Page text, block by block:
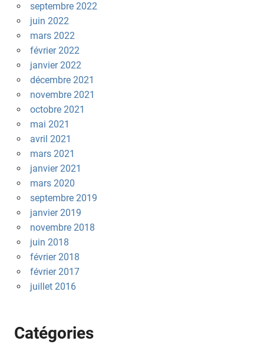
septembre 2022
juin 2022
mars 2022
février 2022
janvier 2022
décembre 2021
novembre 2021
octobre 2021
mai 2021
avril 2021
mars 2021
janvier 2021
mars 2020
septembre 2019
janvier 2019
novembre 2018
juin 2018
février 2018
février 2017
juillet 2016
Catégories